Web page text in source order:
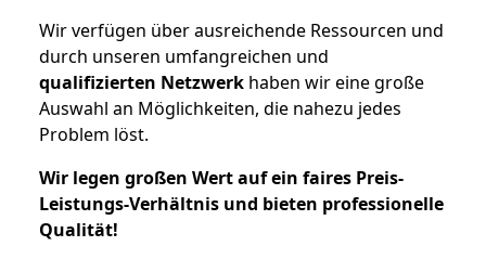
Wir verfügen über ausreichende Ressourcen und
durch unseren umfangreichen und
qualifizierten Netzwerk haben wir eine große
Auswahl an Möglichkeiten, die nahezu jedes
Problem löst.
Wir legen großen Wert auf ein faires Preis-
Leistungs-Verhältnis und bieten professionelle
Qualität!